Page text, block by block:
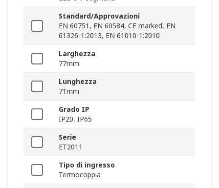
Standard/Approvazioni
EN 60751, EN 60584, CE marked, EN
61326-1:2013, EN 61010-1:2010
Larghezza
77mm
Lunghezza
71mm
Grado IP
IP20, IP65
Serie
ET2011
Tipo di ingresso
Termocoppia